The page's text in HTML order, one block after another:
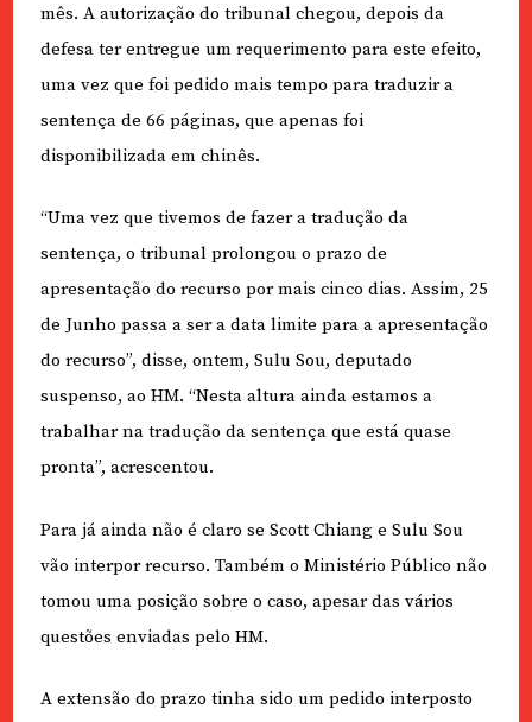
mês. A autorização do tribunal chegou, depois da
defesa ter entregue um requerimento para este efeito,
uma vez que foi pedido mais tempo para traduzir a
sentença de 66 páginas, que apenas foi
disponibilizada em chinês.
“Uma vez que tivemos de fazer a tradução da
sentença, o tribunal prolongou o prazo de
apresentação do recurso por mais cinco dias. Assim, 25
de Junho passa a ser a data limite para a apresentação
do recurso”, disse, ontem, Sulu Sou, deputado
suspenso, ao HM. “Nesta altura ainda estamos a
trabalhar na tradução da sentença que está quase
pronta”, acrescentou.
Para já ainda não é claro se Scott Chiang e Sulu Sou
vão interpor recurso. Também o Ministério Público não
tomou uma posição sobre o caso, apesar das vários
questões enviadas pelo HM.
A extensão do prazo tinha sido um pedido interposto